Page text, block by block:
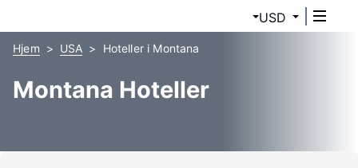
USD
Hjem USA Hoteller i Montana
Montana Hoteller